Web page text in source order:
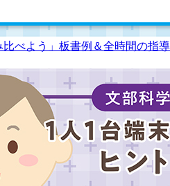
べよう」板書例＆全時間の指導